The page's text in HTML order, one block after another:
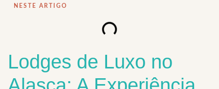
NESTE ARTIGO
Lodges de Luxo no